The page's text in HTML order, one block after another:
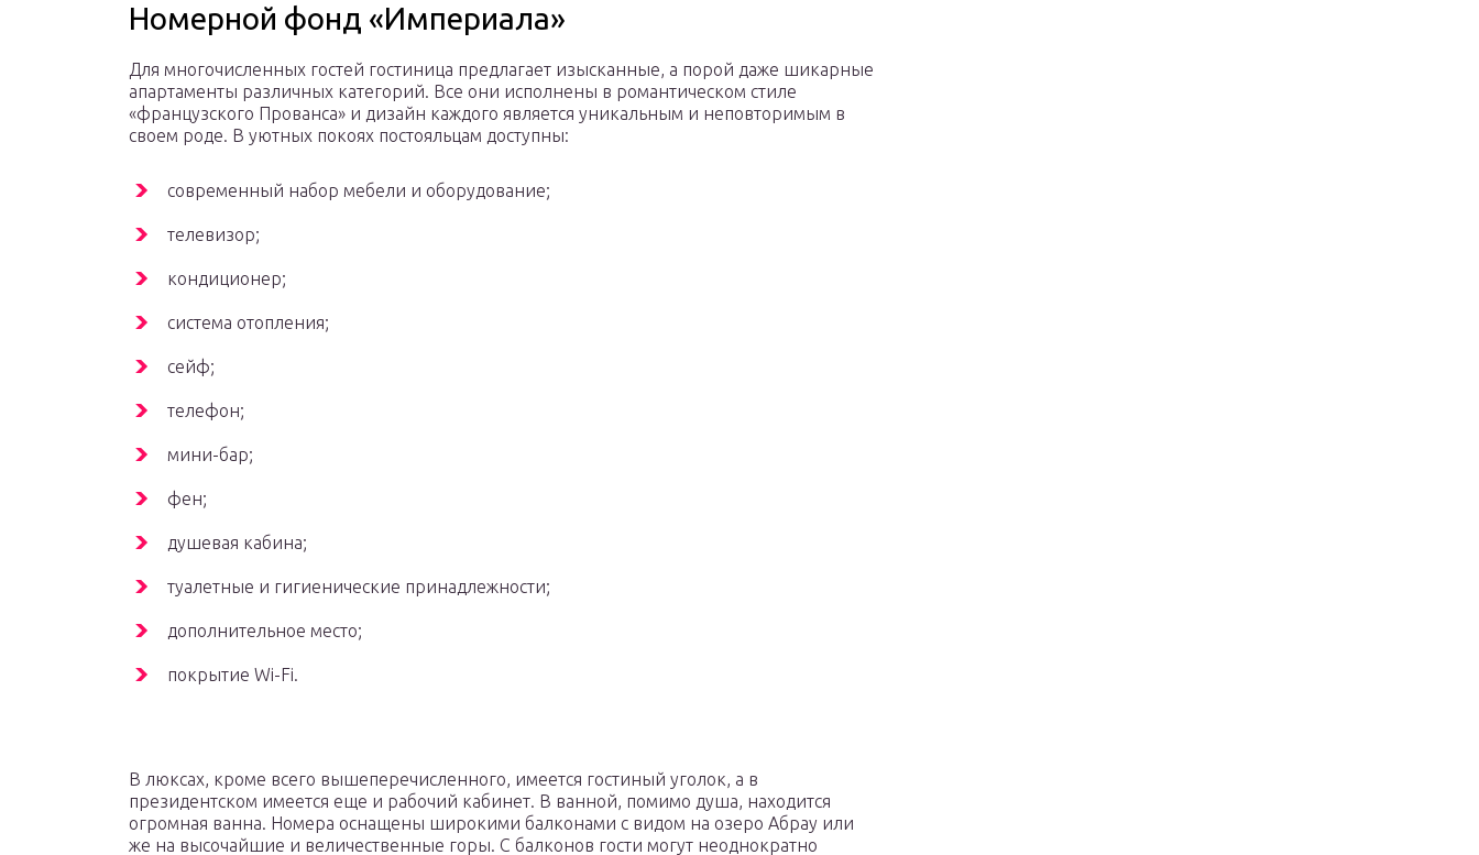
Номерной фонд «Империала»
Для многочисленных гостей гостиница предлагает изысканные, а порой даже шикарные
апартаменты различных категорий. Все они исполнены в романтическом стиле
«французского Прованса» и дизайн каждого является уникальным и неповторимым в
своем роде. В уютных покоях постояльцам доступны:
современный набор мебели и оборудование;
телевизор;
кондиционер;
система отопления;
сейф;
телефон;
мини-бар;
фен;
душевая кабина;
туалетные и гигиенические принадлежности;
дополнительное место;
покрытие Wi-Fi.
В люксах, кроме всего вышеперечисленного, имеется гостиный уголок, а в
президентском имеется еще и рабочий кабинет. В ванной, помимо душа, находится
огромная ванна. Номера оснащены широкими балконами с видом на озеро Абрау или
же на высочайшие и величественные горы. С балконов гости могут неоднократно